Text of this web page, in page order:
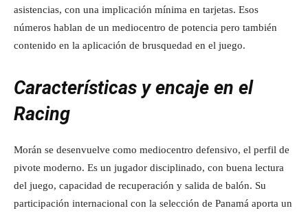
asistencias, con una implicación mínima en tarjetas. Esos
números hablan de un mediocentro de potencia pero también
contenido en la aplicación de brusquedad en el juego.
Características y encaje en el
Racing
Morán se desenvuelve como mediocentro defensivo, el perfil de
pivote moderno. Es un jugador disciplinado, con buena lectura
del juego, capacidad de recuperación y salida de balón. Su
participación internacional con la selección de Panamá aporta un